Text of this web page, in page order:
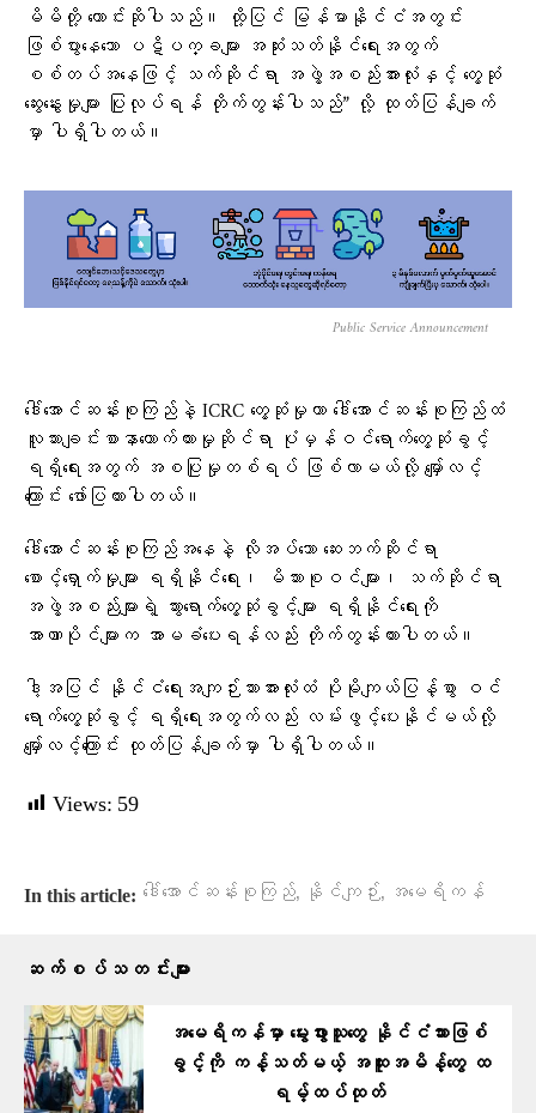
မိမိတို့ တောင်းဆိုပါသည်။ ထို့ပြင် မြန်မာနိုင်ငံအတွင်း
ဖြစ်ပွားနေသော ပဋိပက္ခများ အဆုံးသတ်နိုင်ရေးအတွက်
စစ်တပ်အနေဖြင့် သက်ဆိုင်ရာ အဖွဲ့အစည်းအားလုံးနှင့် တွေ့ဆုံ
ဆွေးနွေးမှုများ ပြုလုပ်ရန် တိုက်တွန်းပါသည်” လို့ ထုတ်ပြန်ချက်
မှာ ပါရှိပါတယ်။
Public Service Announcement
ဒေါ်အောင်ဆန်းစုကြည်နဲ့ ICRC တွေ့ဆုံမှုဟာ ဒေါ်အောင်ဆန်းစုကြည်ထံ
လူသားချင်းစာနာထောက်ထားမှုဆိုင်ရာ ပုံမှန်ဝင်ရောက်တွေ့ဆုံခွင့်
ရရှိရေးအတွက် အစပြုမှုတစ်ရပ် ဖြစ်လာမယ်လို့ မျှော်လင့်
ကြောင်း ဖော်ပြထားပါတယ်။
ဒေါ်အောင်ဆန်းစုကြည်အနေနဲ့ လိုအပ်သော ဆေးဘက်ဆိုင်ရာ
စောင့်ရှောက်မှုများ ရရှိနိုင်ရေး၊ မိသားစုဝင်များ၊ သက်ဆိုင်ရာ
အဖွဲ့အစည်းများရဲ့ သွားရောက်တွေ့ဆုံခွင့်များ ရရှိနိုင်ရေးကို
အာဏာပိုင်များက အာမခံပေးရန်လည်း တိုက်တွန်းထားပါတယ်။
ဒါ့အပြင် နိုင်ငံရေးအကျဉ်းသားအားလုံးထံ ပိုမိုကျယ်ပြန့်စွာ ဝင်
ရောက်တွေ့ဆုံခွင့် ရရှိရေးအတွက်လည်း လမ်းဖွင့်ပေးနိုင်မယ်လို့
မျှော်လင့်ကြောင်း ထုတ်ပြန်ချက်မှာ ပါရှိပါတယ်။
Views: 59
In this article: ဒေါ်အောင်ဆန်းစုကြည်, နိုင်ကျဉ်း, အမေရိကန်
ဆက်စပ်သတင်းများ
အမေရိကန်မှာ မွေးဖွားသူတွေ နိုင်ငံသားဖြစ်
ခွင့်ကို ကန့်သတ်မယ့် အထူးအမိန့်တွေ ထ
ရမ့်ထပ်ထုတ်